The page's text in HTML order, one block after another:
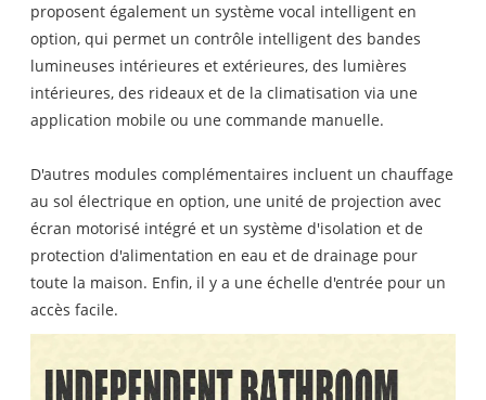
proposent également un système vocal intelligent en
option, qui permet un contrôle intelligent des bandes
lumineuses intérieures et extérieures, des lumières
intérieures, des rideaux et de la climatisation via une
application mobile ou une commande manuelle.
D'autres modules complémentaires incluent un chauffage
au sol électrique en option, une unité de projection avec
écran motorisé intégré et un système d'isolation et de
protection d'alimentation en eau et de drainage pour
toute la maison. Enfin, il y a une échelle d'entrée pour un
accès facile.